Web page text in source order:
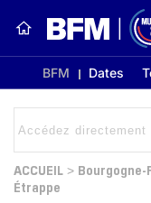
BFM Dates
ACCUEIL > Bourgogne-
Étrappe